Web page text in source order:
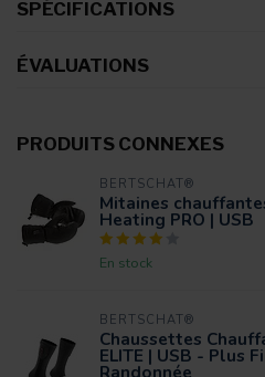
SPÉCIFICATIONS
ÉVALUATIONS
PRODUITS CONNEXES
BERTSCHAT®
Mitaines
Heating PRO | USB
En stock
BERTSCHAT®
Chaussettes
ELITE | USB - Plus
Randonnée